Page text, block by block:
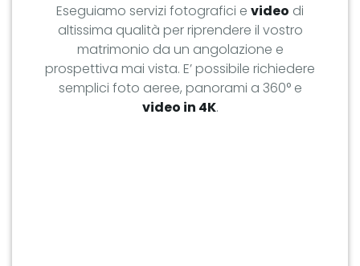
Eseguiamo servizi fotografici e video di
altissima qualità per riprendere il vostro
matrimonio da un angolazione e
prospettiva mai vista. E’ possibile richiedere
semplici foto aeree, panorami a 360° e
video in 4K.